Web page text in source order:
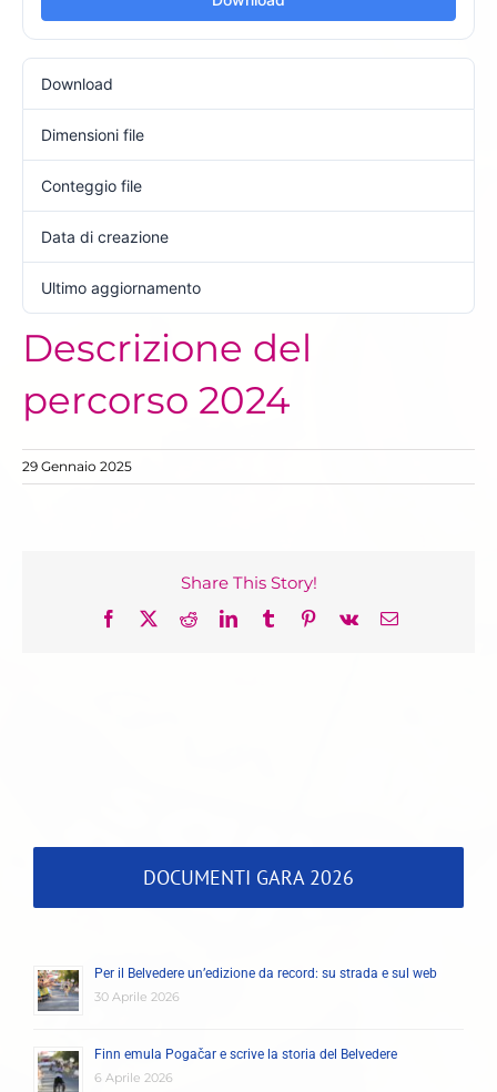
Download
Dimensioni file
Conteggio file
Data di creazione
Ultimo aggiornamento
Descrizione del
percorso 2024
29 Gennaio 2025
Share This Story!
Facebook
X RedditLinkedInTumblrPinterest
Vk Email
DOCUMENTI GARA 2026
Per il Belvedere un’edizione da record: su strada e sul web
30 Aprile 2026
Finn emula Pogačar e scrive la storia del Belvedere
6 Aprile 2026